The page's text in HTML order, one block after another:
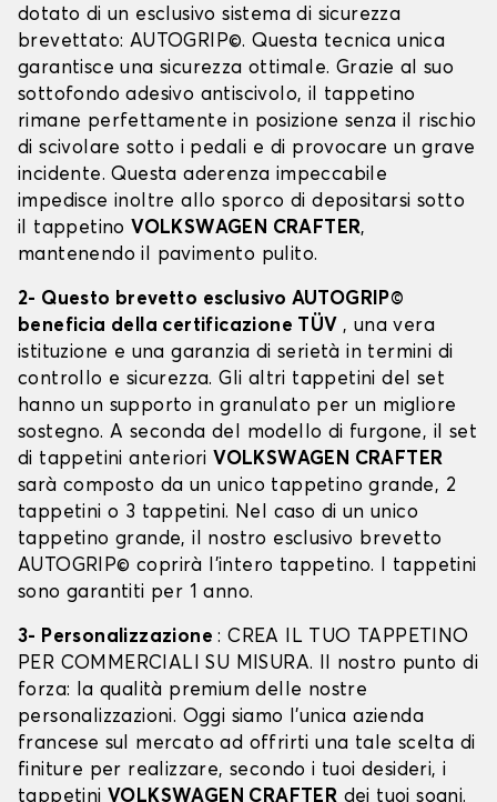
dotato di un esclusivo sistema di sicurezza
brevettato: AUTOGRIP©. Questa tecnica unica
garantisce una sicurezza ottimale. Grazie al suo
sottofondo adesivo antiscivolo, il tappetino
rimane perfettamente in posizione senza il rischio
di scivolare sotto i pedali e di provocare un grave
incidente. Questa aderenza impeccabile
impedisce inoltre allo sporco di depositarsi sotto
il tappetino VOLKSWAGEN CRAFTER,
mantenendo il pavimento pulito.
2- Questo brevetto esclusivo AUTOGRIP©
beneficia della certificazione TÜV , una vera
istituzione e una garanzia di serietà in termini di
controllo e sicurezza. Gli altri tappetini del set
hanno un supporto in granulato per un migliore
sostegno. A seconda del modello di furgone, il set
di tappetini anteriori VOLKSWAGEN CRAFTER
sarà composto da un unico tappetino grande, 2
tappetini o 3 tappetini. Nel caso di un unico
tappetino grande, il nostro esclusivo brevetto
AUTOGRIP© coprirà l'intero tappetino. I tappetini
sono garantiti per 1 anno.
3- Personalizzazione: CREA IL TUO TAPPETINO
PER COMMERCIALI SU MISURA. Il nostro punto di
forza: la qualità premium delle nostre
personalizzazioni. Oggi siamo l’unica azienda
francese sul mercato ad offrirti una tale scelta di
finiture per realizzare, secondo i tuoi desideri, i
tappetini VOLKSWAGEN CRAFTER dei tuoi sogni.